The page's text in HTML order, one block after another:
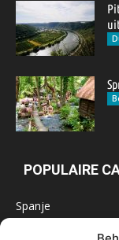
POPULAIRE
Spanje